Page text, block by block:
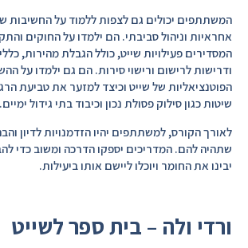
המשתתפים יכולים גם לצפות ללמוד על החשיבות
אחראיות וניהול סביבתי. הם ילמדו על החוקים
המסדירים פעילויות שייט, כולל הגבלת מהירות,
ודרישות לרישום ורישוי סירות. הם גם ילמדו על
הפוטנציאליות של שייט וכיצד למזער את טביעת
שיטות כגון סילוק פסולת נכון וכיבוד בתי גידול ימיים.
לאורך הקורס, למשתתפים יהיו הזדמנויות לדיון
שתהיה להם. המדריכים יספקו הדרכה ומשוב כדי
יבינו את החומר ויוכלו ליישם אותו ביעילות.
ורדי ולה – בית ספר לשייט